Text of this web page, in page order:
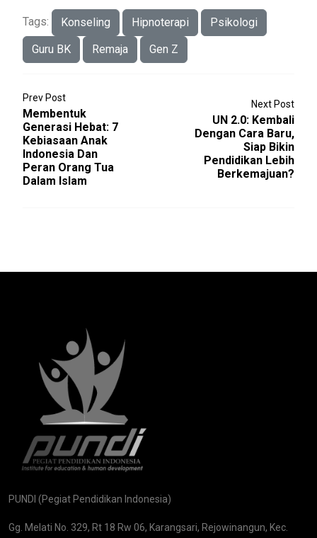
Tags: Konseling Hipnoterapi
Psikologi
Guru BK
Remaja Gen Z
Prev Post
Membentuk
Generasi Hebat: 7
Kebiasaan Anak
Indonesia Dan
Peran Orang Tua
Dalam Islam
Next Post
UN 2.0: Kembali
Dengan Cara Baru,
Siap Bikin
Pendidikan Lebih
Berkemajuan?
PUNDI (Pegiat Pendidikan Indonesia)
Gg. Melati No. 329, Rt 18 Rw 06, Karangsari, Rejowinangun, Kec.